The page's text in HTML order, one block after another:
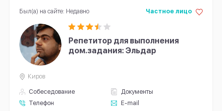
Репетитор для выполнения
дом.задания: Эльдар
Собеседование
Документы
Телефон
E-mail
Частное лицо
Киров
Был(а) на сайте: Недавно